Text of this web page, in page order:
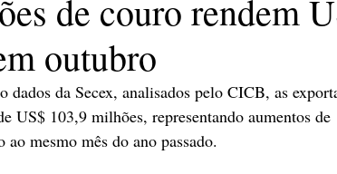
de couro rendem
outubro
dados da Secex, analisados pelo CICB, as
US$ 103,9 milhões, representando aumentos
mesmo mês do ano passado.